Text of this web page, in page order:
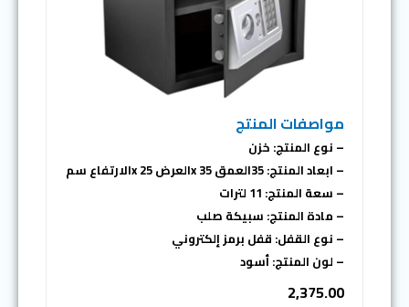
مواصفات المنتج
– نوع المنتج: خزن
– ابعاد المنتج: 35العمق x 35العرض x 25الارتفاع سم
– سعة المنتج: 11 لترات
– مادة المنتج: سبيكة صلب
– نوع القفل: قفل برمز إلكتروني
– لون المنتج: أسود
2,375.00